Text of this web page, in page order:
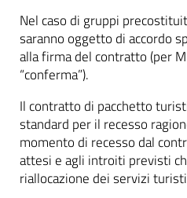
Nel caso di gruppi
saranno oggetto di accordo
alla firma del contratto (per
“conferma”).
Il contratto di pacchetto
standard per il recesso
momento di recesso dal
attesi e agli introiti previsti
riallocazione dei servizi